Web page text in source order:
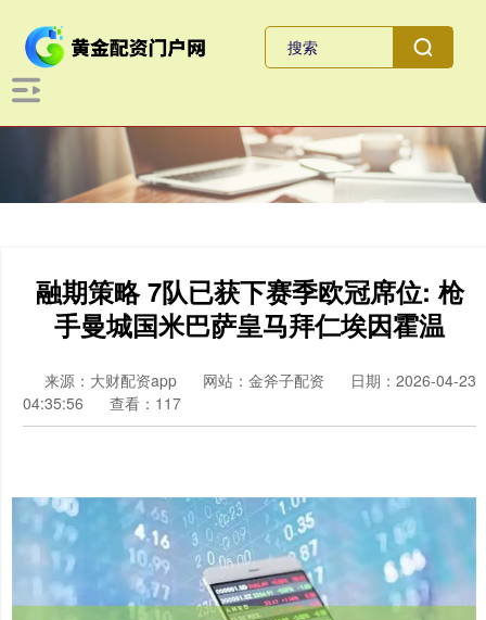
融期策略 7队已获下赛季欧冠席位: 枪
手曼城国米巴萨皇马拜仁埃因霍温
来源：大财配资app 网站：金斧子配资
日期：2026-04-23
04:35:56
查看：117